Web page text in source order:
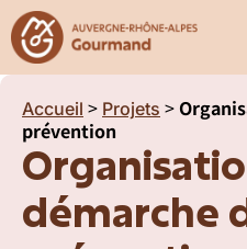
Accueil > Projets >
prévention
démarche